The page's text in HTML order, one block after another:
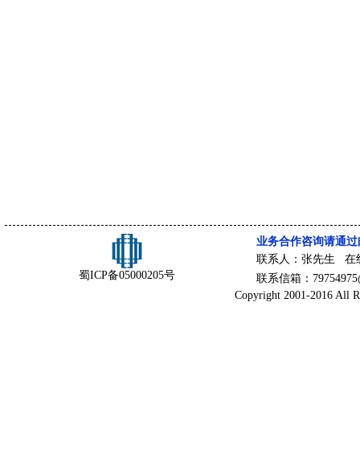
蜀ICP备05000205号
业务合作咨询请通
联系人：张先生 在
联系信箱：
Copyright 2001-2016 All